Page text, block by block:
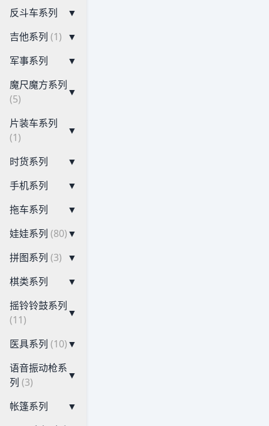
反斗车系列
▼
吉他系列 (1) ▼
军事系列
▼
魔尺魔方系列
(5)
▼
片装车系列
(1)
▼
时货系列
▼
手机系列
▼
拖车系列
▼
娃娃系列 (80)▼
拼图系列 (3) ▼
棋类系列
▼
摇铃铃鼓系列
(11)
▼
医具系列 (10)▼
语音振动枪系
列 (3)
▼
帐篷系列
▼